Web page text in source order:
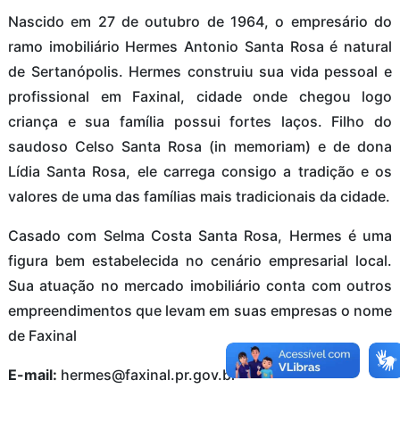
Nascido em 27 de outubro de 1964, o empresário do
ramo imobiliário Hermes Antonio Santa Rosa é natural
de Sertanópolis. Hermes construiu sua vida pessoal e
profissional em Faxinal, cidade onde chegou logo
criança e sua família possui fortes laços. Filho do
saudoso Celso Santa Rosa (in memoriam) e de dona
Lídia Santa Rosa, ele carrega consigo a tradição e os
valores de uma das famílias mais tradicionais da cidade.
Casado com Selma Costa Santa Rosa, Hermes é uma
figura bem estabelecida no cenário empresarial local.
Sua atuação no mercado imobiliário conta com outros
empreendimentos que levam em suas empresas o nome
de Faxinal
E-mail: hermes@faxinal.pr.gov.br